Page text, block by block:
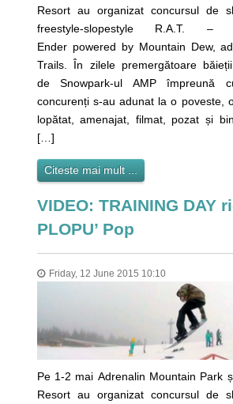
Resort au organizat concursul de
freestyle-slopestyle R.A.T. –
Ender powered by Mountain Dew,
Trails. În zilele premergătoare
de Snowpark-ul AMP împreună
concurenți s-au adunat la o poveste,
lopătat, amenajat, filmat, pozat și
[…]
Citeste mai mult ...
VIDEO: TRAINING DAY
PLOPU’ Pop
Friday, 12 June 2015 10:10
Pe 1-2 mai Adrenalin Mountain Park
Resort au organizat concursul de